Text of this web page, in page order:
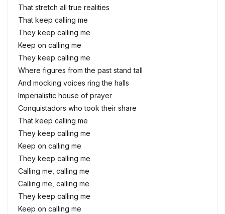
That stretch all true realities
That keep calling me
They keep calling me
Keep on calling me
They keep calling me
Where figures from the past stand tall
And mocking voices ring the halls
Imperialistic house of prayer
Conquistadors who took their share
That keep calling me
They keep calling me
Keep on calling me
They keep calling me
Calling me, calling me
Calling me, calling me
They keep calling me
Keep on calling me